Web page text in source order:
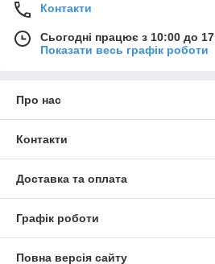
Контакти
Сьогодні працює з 10:00 до
Показати весь графік роботи
Про нас
Контакти
Доставка та оплата
Графік роботи
Повна версія сайту